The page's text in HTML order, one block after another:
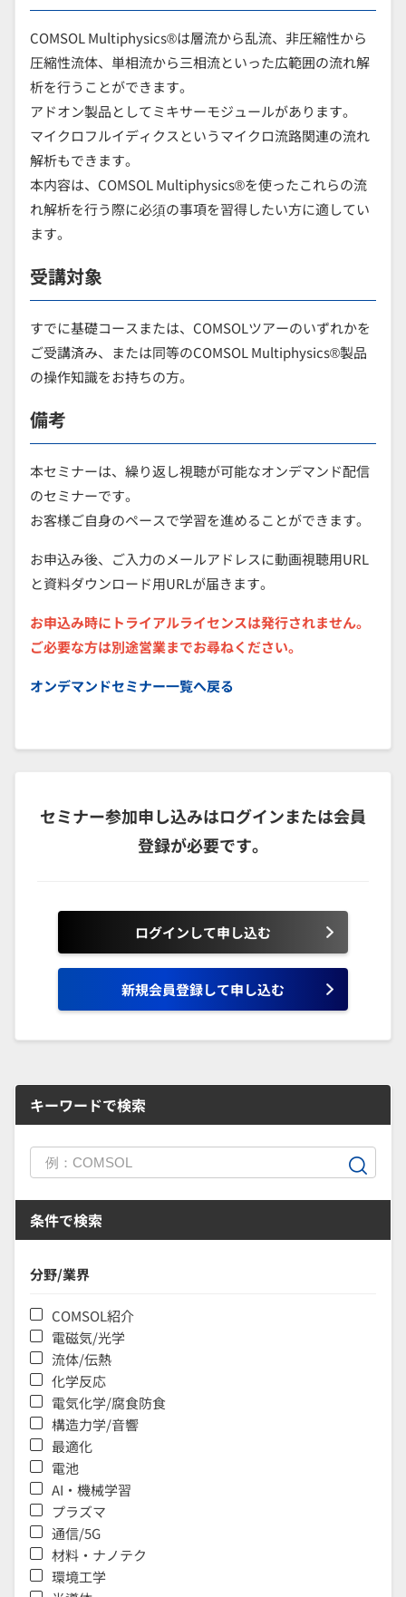
COMSOL Multiphysics®は層流から乱流、非圧縮性から
圧縮性流体、単相流から三相流といった広範囲の流れ解
析を行うことができます。
アドオン製品としてミキサーモジュールがあります。
マイクロフルイディクスというマイクロ流路関連の流れ
解析もできます。
本内容は、COMSOL Multiphysics®を使ったこれらの流
れ解析を行う際に必須の事項を習得したい方に適してい
ます。
受講対象
すでに基礎コースまたは、COMSOLツアーのいずれかを
ご受講済み、または同等のCOMSOL Multiphysics®製品
の操作知識をお持ちの方。
備考
本セミナーは、繰り返し視聴が可能なオンデマンド配信
のセミナーです。
お客様ご自身のペースで学習を進めることができます。
お申込み後、ご入力のメールアドレスに動画視聴用URL
と資料ダウンロード用URLが届きます。
お申込み時にトライアルライセンスは発行されません。
ご必要な方は別途営業までお尋ねください。
オンデマンドセミナー一覧へ戻る
セミナー参加申し込みはログインまたは会員
登録が必要です。
ログインして申し込む
新規会員登録して申し込む
キーワードで検索
条件で検索
分野/業界
COMSOL紹介
電磁気/光学
流体/伝熱
化学反応
電気化学/腐食防食
構造力学/音響
最適化
電池
AI・機械学習
プラズマ
通信/5G
材料・ナノテク
環境工学